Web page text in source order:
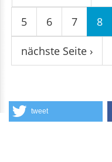
5 6 7 8
nächste Seite ›
tweet